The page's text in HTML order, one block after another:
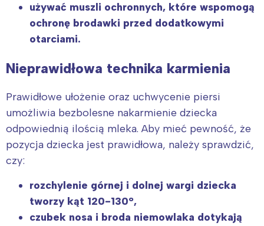
używać muszli ochronnych, które wspomogą
ochronę brodawki przed dodatkowymi
otarciami.
Nieprawidłowa technika karmienia
Prawidłowe ułożenie oraz uchwycenie piersi
umożliwia bezbolesne nakarmienie dziecka
odpowiednią ilością mleka. Aby mieć pewność, że
pozycja dziecka jest prawidłowa, należy sprawdzić,
czy:
rozchylenie górnej i dolnej wargi dziecka
tworzy kąt 120-130°,
czubek nosa i broda niemowlaka dotykają